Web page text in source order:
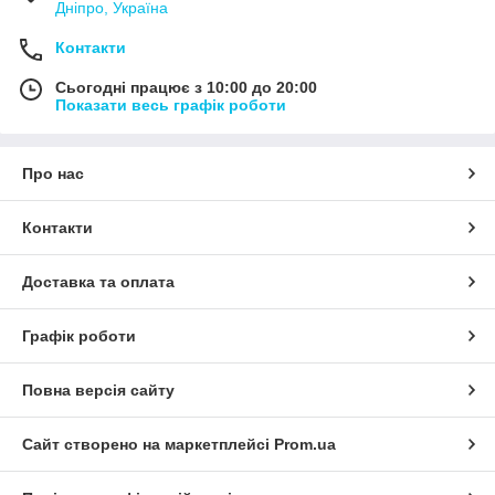
Дніпро, Україна
Контакти
Сьогодні працює з 10:00 до 20:00
Показати весь графік роботи
Про нас
Контакти
Доставка та оплата
Графік роботи
Повна версія сайту
Сайт створено на маркетплейсі Prom.ua